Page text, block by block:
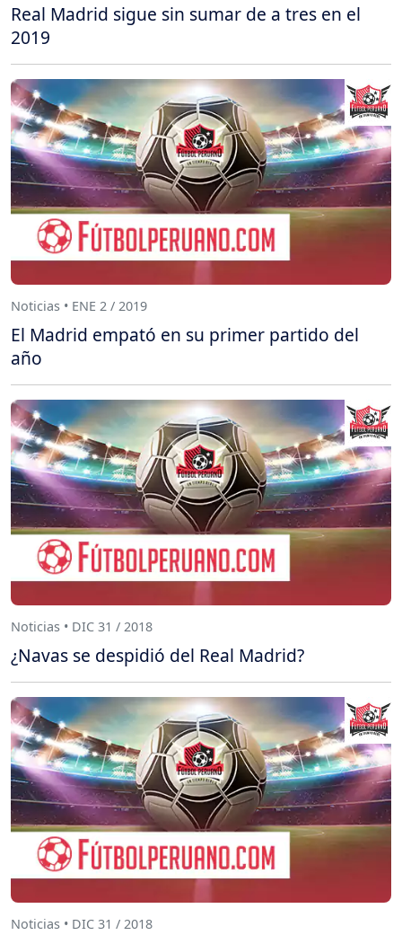
Real Madrid sigue sin sumar de a tres en el
2019
Noticias • ENE 2 / 2019
El Madrid empató en su primer partido del
año
Noticias • DIC 31 / 2018
¿Navas se despidió del Real Madrid?
Noticias • DIC 31 / 2018